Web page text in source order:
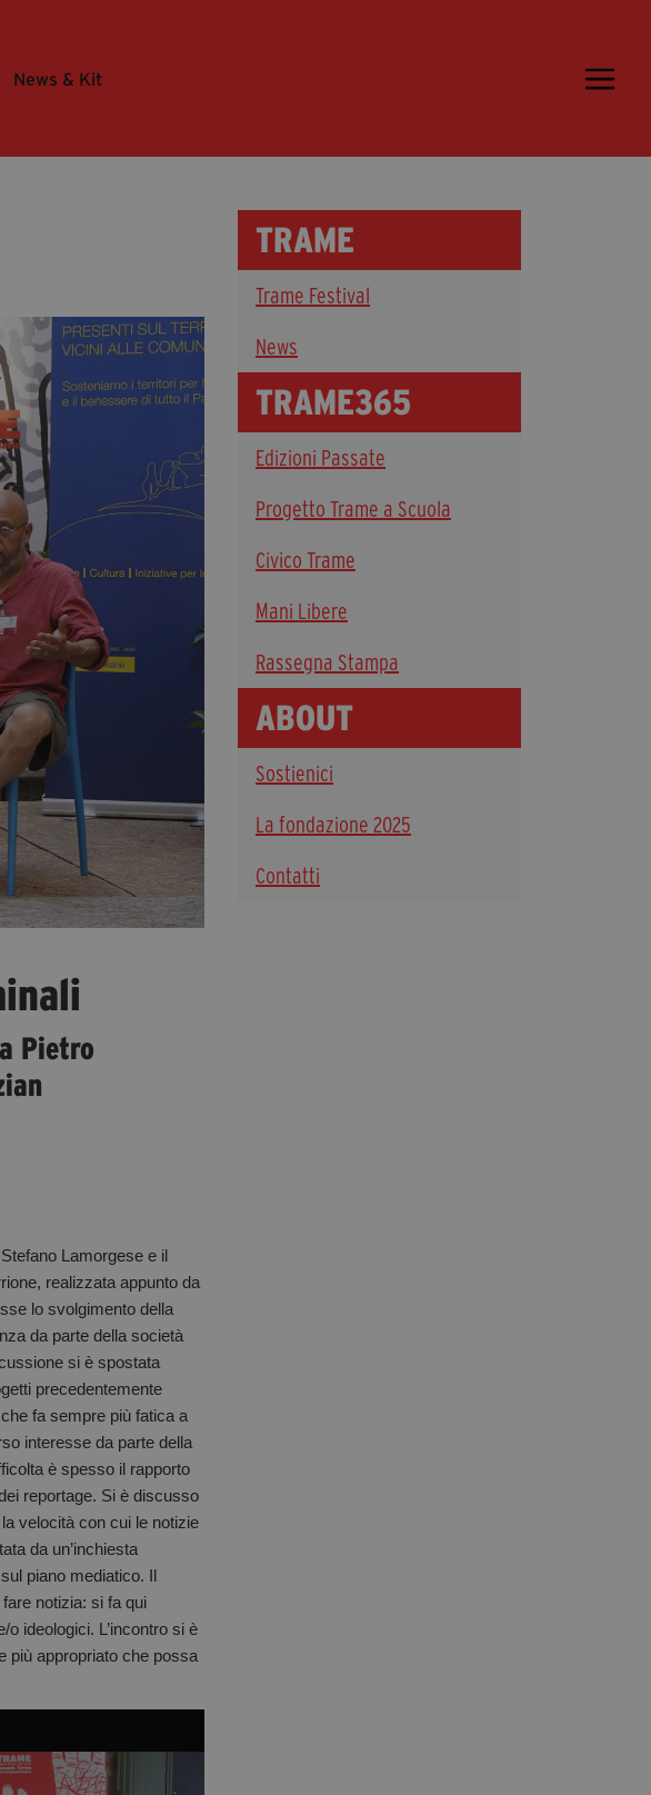
News & Kit
Ospiti | Trame.15
Media & Press
News & Kit
Accrediti Stampa | Trame.15
Cartella Stampa
Rassegna Stampa
Partecipa
Sostienici
Fondazione Trame
La fondazione 2025
Civico Trame
Progetto Trame a Scuola
Progetto Visioni Civiche
Mostra 3D - Visioni Civiche
Il Diritto di Essere
Archivio Storico
Pietro
Lamorgese e il
realizzata appunto da
lo svolgimento della
da parte della società
si è spostata
precedentemente
fa sempre più fatica a
interesse da parte della
è spesso il rapporto
reportage. Si è discusso
velocità con cui le notizie
da un’inchiesta
piano mediatico. Il
notizia: si fa qui
ideologici. L’incontro si è
più appropriato che possa
TRAME
Trame Festival
News
TRAME365
Edizioni Passate
Progetto Trame a Scuola
Civico Trame
Mani Libere
Rassegna Stampa
ABOUT
Sostienici
La fondazione 2025
Contatti